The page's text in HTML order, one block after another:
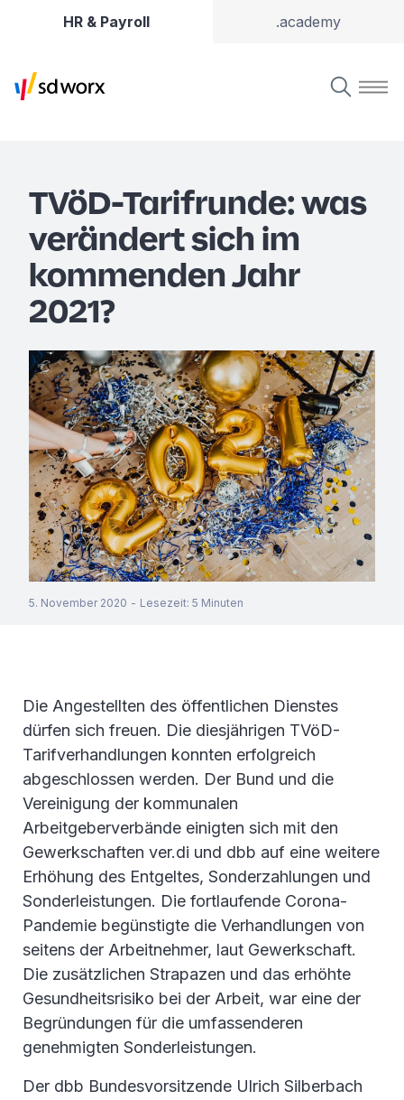
HR & Payroll .academy
TVöD-Tarifrunde: was
verändert sich im
kommenden Jahr
2021?
5. November 2020 - Lesezeit: 5 Minuten
Die Angestellten des öffentlichen Dienstes
dürfen sich freuen. Die diesjährigen TVöD-
Tarifverhandlungen konnten erfolgreich
abgeschlossen werden. Der Bund und die
Vereinigung der kommunalen
Arbeitgeberverbände einigten sich mit den
Gewerkschaften ver.di und dbb auf eine weitere
Erhöhung des Entgeltes, Sonderzahlungen und
Sonderleistungen. Die fortlaufende Corona-
Pandemie begünstigte die Verhandlungen von
seitens der Arbeitnehmer, laut Gewerkschaft.
Die zusätzlichen Strapazen und das erhöhte
Gesundheitsrisiko bei der Arbeit, war eine der
Begründungen für die umfassenderen
genehmigten Sonderleistungen.
Der dbb Bundesvorsitzende Ulrich Silberbach